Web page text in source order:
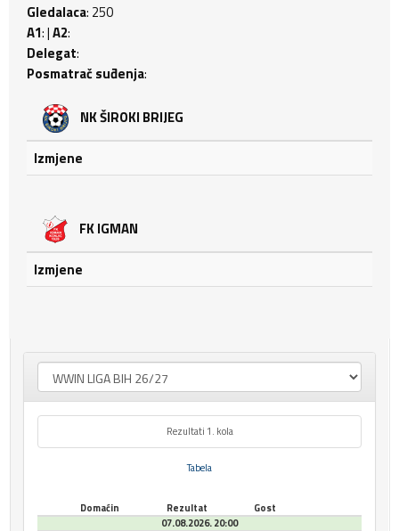
Gledalaca: 250
A1: |A2:
Delegat:
Posmatrač suđenja:
NK ŠIROKI BRIJEG
Izmjene
FK IGMAN
Izmjene
Rezultati 1. kola
Tabela
Domaćin Rezultat
Gost
07.08.2026. 20:00